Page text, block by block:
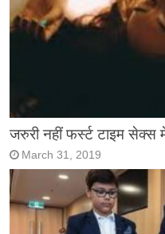
जरुरी नहीं फर्स्ट टाइम सेक्स
March 31, 2019